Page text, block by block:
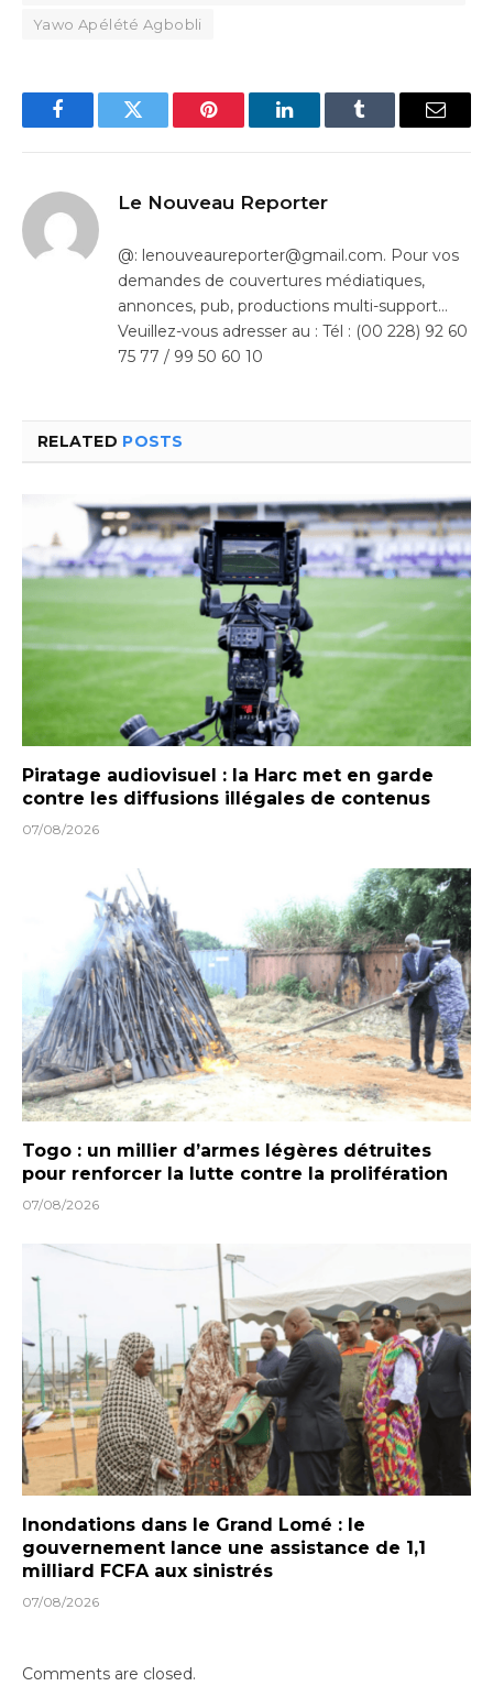
Yawo Apélété Agbobli
FacebookTwitter Pinterest LinkedInTumblr Email
Le Nouveau Reporter
@: lenouveaureporter@gmail.com. Pour vos
demandes de couvertures médiatiques,
annonces, pub, productions multi-support…
Veuillez-vous adresser au : Tél : (00 228) 92 60
75 77 / 99 50 60 10
RELATED POSTS
Piratage audiovisuel : la Harc met en garde
contre les diffusions illégales de contenus
07/08/2026
Togo : un millier d’armes légères détruites
pour renforcer la lutte contre la prolifération
07/08/2026
Inondations dans le Grand Lomé : le
gouvernement lance une assistance de 1,1
milliard FCFA aux sinistrés
07/08/2026
Comments are closed.